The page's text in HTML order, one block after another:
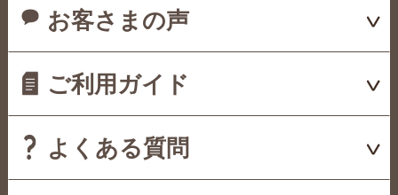
お客さまの声
ご利用ガイド
よくある質問